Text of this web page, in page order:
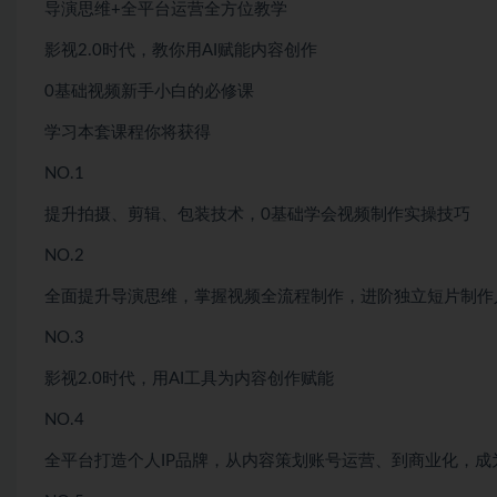
导演思维+全平台运营全方位教学
影视2.0时代，教你用AI赋能内容创作
0基础视频新手小白的必修课
学习本套课程你将获得
NO.1
提升拍摄、剪辑、包装技术，0基础学会视频制作实操技巧
NO.2
全面提升导演思维，掌握视频全流程制作，进阶独立短片制作
NO.3
影视2.0时代，用AI工具为内容创作赋能
NO.4
全平台打造个人IP品牌，从内容策划账号运营、到商业化，成